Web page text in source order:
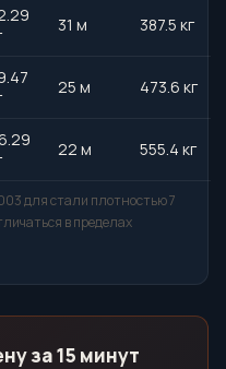
31 м 387.5 кг
25 м 473.6 кг
22 м 555.4 кг
для стали плотностью 7
в пределах
за 15 минут